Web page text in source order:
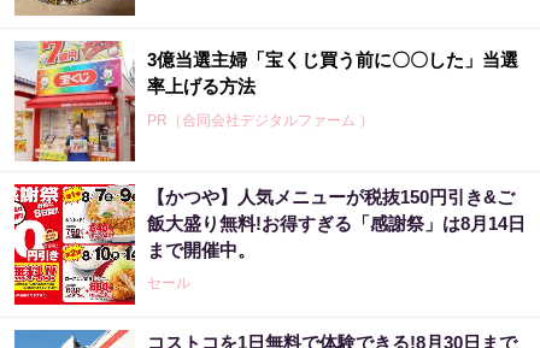
3億当選主婦「宝くじ買う前に〇〇した」当選
率上げる方法
PR（合同会社デジタルファーム ）
【昭和43年以前生まれはロト６この数字を買
うべき】6つの数字が「完全一致」する方...
PR（株式会社MURA）
【かつや】人気メニューが税抜150円引き&ご
飯大盛り無料!お得すぎる「感謝祭」は8月14日
まで開催中。
セール
コストコを1日無料で体験できる!8月30日まで